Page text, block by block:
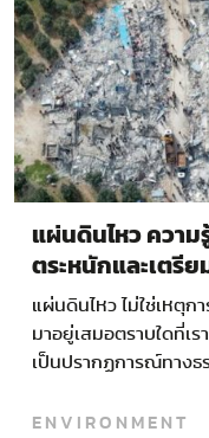
แผ่นดินไหว ควา
ตระหนักและเตรีย
แผ่นดินไหว ไม่ใช่เหตุก
มาอยู่เสมอตราบใดที่เ
เป็นปรากฏการณ์ทางธ
ทั้งในเรื่องวัน…
ENVIRONMENT